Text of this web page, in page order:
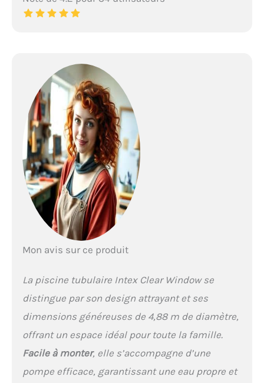
Mon avis sur ce produit
La piscine tubulaire Intex Clear Window se
distingue par son design attrayant et ses
dimensions généreuses de 4,88 m de diamètre,
offrant un espace idéal pour toute la famille.
Facile à monter, elle s’accompagne d’une
pompe efficace, garantissant une eau propre et